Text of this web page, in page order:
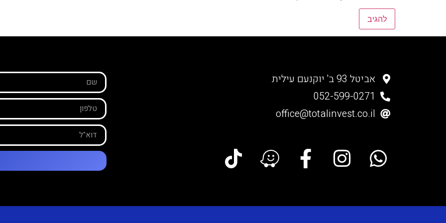
אביטל 93 ב' יוקנעם עילית
052-599-0271
office@totalinvest.co.il